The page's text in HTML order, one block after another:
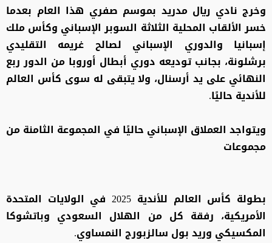
وخرج نادي ريال مدريد بموسم صفري هذا العام بعدما
خسر الألقاب المحلية الثلاثة السوبر الإسباني وكأس ملك
إسبانيا والدوري الإسباني لصالح غريمه التقليدي
برشلونة، بجانب توديعه دوري أبطال أوروبا من الدور ربع
النهائي على يد أرسنال، ولا يتبقى له سوى كأس العالم
للأندية حاليًا.
ويتواجد العملاق الإسباني حاليًا في المجموعة الثامنة من
مجموعات
بطولة كأس العالم للأندية 2025 في الولايات المتحدة
الأمريكية، رفقة كل من الهلال السعودي وباتشوكا
المكسيكي وريد بول سالزبورج النمساوي.